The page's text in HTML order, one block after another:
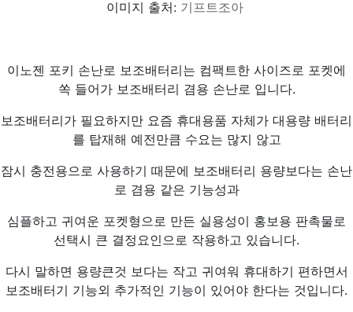
이미지 출처: 기프트조아
이노젠 포키 손난로 보조배터리는 컴팩트한 사이즈로 포켓에
쏙 들어가 보조배터리 겸용 손난로 입니다.
보조배터리가 필요하지만 요즘 휴대용품 자체가 대용량 배터리
를 탑재해 예전만큼 수요는 많지 않고
잠시 충전용으로 사용하기 때문에 보조배터리 용량보다는 손난
로 겸용 같은 기능성과
심플하고 귀여운 포켓형으로 만든 실용성이 홍보용 판촉물로
선택시 큰 결정요인으로 작용하고 있습니다.
다시 말하면 용량큰것 보다는 작고 귀여워 휴대하기 편하면서
보조배터기 기능외 추가적인 기능이 있어야 한다는 것입니다.